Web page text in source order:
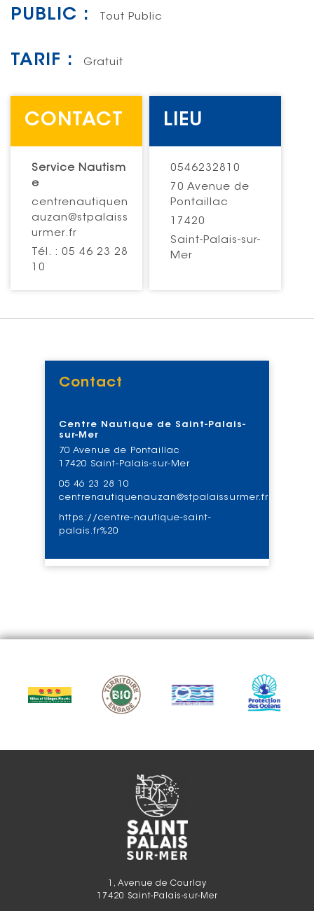
PUBLIC : Tout Public
TARIF : Gratuit
CONTACT
Service Nautism
e
centrenautiquen
auzan@stpalaiss
urmer.fr
Tél. : 05 46 23 28
10
LIEU
0546232810
70 Avenue de
Pontaillac
17420
Saint-Palais-sur-
Mer
Contact
Centre Nautique de Saint-Palais-
sur-Mer
70 Avenue de Pontaillac
17420 Saint-Palais-sur-Mer
05 46 23 28 10
centrenautiquenauzan@stpalaissurmer.fr
https://centre-nautique-saint-
palais.fr%20
1, Avenue de Courlay
17420 Saint-Palais-sur-Mer